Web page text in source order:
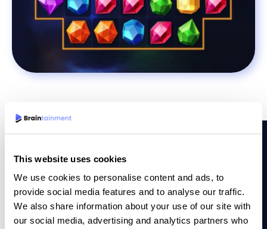
This website uses cookies
We use cookies to personalise content and ads, to
provide social media features and to analyse our traffic.
We also share information about your use of our site with
our social media, advertising and analytics partners who
POURQUOI EST-CE UN JEU BRAINTAINMENT?
Pourquoi nous choisir?